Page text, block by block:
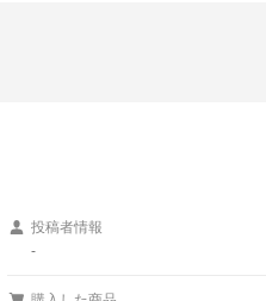
投稿者情報
-